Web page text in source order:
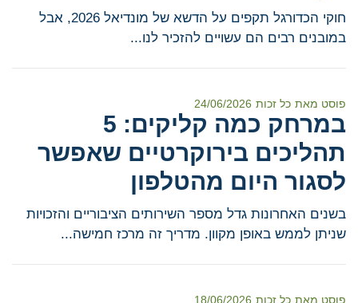
חוקי הכדורגל תקפים על הדשא של מונדיאל 2026, אבל
במובנים רבים הם עשויים להזכיר לנו...
פוסט מאת כל זכות 24/06/2026
במרחק כמה קליקים: 5
תהליכים בירוקרטיים שאפשר
לסגור היום מהטלפון
בשנים האחרונות גדל מספר השירותים הציבוריים והזכויות
שניתן לממש באופן מקוון. מדריך זה מרכז חמישה...
פוסט מאת כל זכות 18/06/2026